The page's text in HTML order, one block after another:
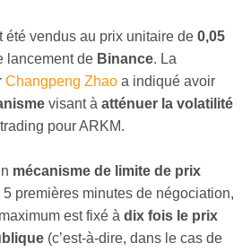
été vendus au prix unitaire de 0,05
lancement de Binance. La
Changpeng Zhao a indiqué avoir
visant à atténuer la volatilité
pour ARKM.
mécanisme de limite de prix
premières minutes de négociation,
est fixé à dix fois le prix
(c’est-à-dire, dans le cas de